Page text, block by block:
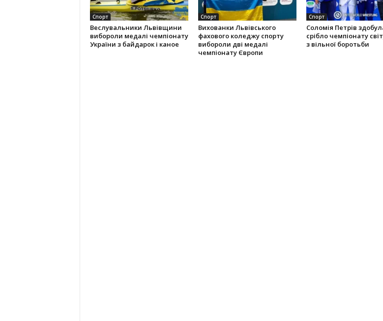
Спорт
Веслувальники Львівщини
вибороли медалі чемпіонату
України з байдарок і каное
Спорт
Вихованки Львівського
фахового коледжу спорту
вибороли дві медалі
чемпіонату Європи
Спорт
Соломія Петрів
срібло чемпіонату
з вільної боротьби